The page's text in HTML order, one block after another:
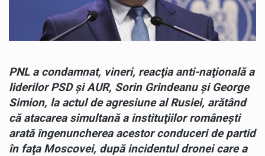
PNL a condamnat, vineri, reacţia anti-naţională a
liderilor PSD şi AUR, Sorin Grindeanu şi George
Simion, la actul de agresiune al Rusiei, arătând
că atacarea simultană a instituţiilor româneşti
arată îngenuncherea acestor conduceri de partid
în faţa Moscovei, după incidentul dronei care a